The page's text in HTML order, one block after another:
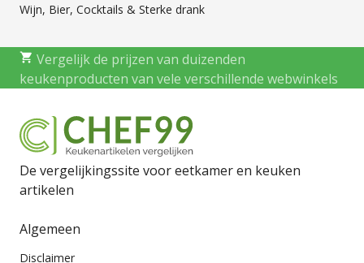
Wijn, Bier, Cocktails & Sterke drank
Vergelijk de prijzen van duizenden
keukenproducten van vele verschillende webwinkels
De vergelijkingssite voor eetkamer en keuken
artikelen
Algemeen
Disclaimer